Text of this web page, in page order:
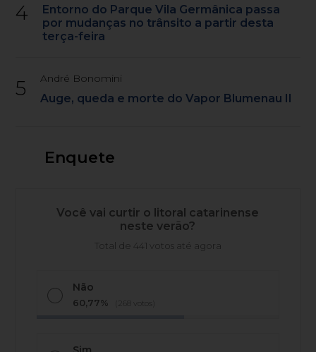
4
Entorno do Parque Vila Germânica passa
por mudanças no trânsito a partir desta
terça-feira
5 André Bonomini
Auge, queda e morte do Vapor Blumenau II
Enquete
Você vai curtir o litoral catarinense
neste verão?
Total de 441 votos até agora
Não
60,77% (268 votos)